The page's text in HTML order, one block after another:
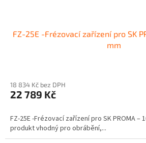
FZ-25E -Frézovací zařízení pro SK
mm
18 834 Kč bez DPH
22 789 Kč
FZ-25E -Frézovací zařízení pro SK PROMA –
produkt vhodný pro obrábění,...